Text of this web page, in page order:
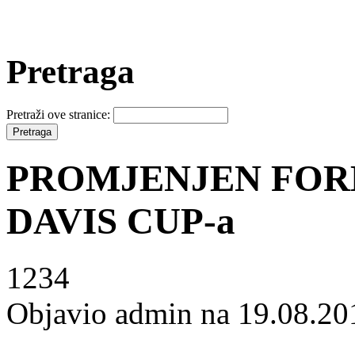
Pretraga
Pretraži ove stranice:
PROMJENJEN
DAVIS CUP-a
1234
Objavio admin na